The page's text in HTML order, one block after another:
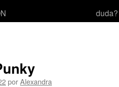
duda?
porAlexandra